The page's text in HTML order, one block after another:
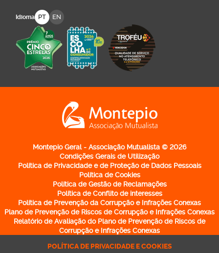
POLÍTICA DE PRIVACIDADE E COOKIES
Idioma PT EN
Logo Montepio Associação Mutualista -
Montepio Geral - Associação Mutualista © 2026
Condições Gerais de Utilização
Política de Privacidade e de Proteção de Dados Pessoais
Política de Cookies
Política de Gestão de Reclamações
Política de Conflito de interesses
Política de Prevenção da Corrupção e Infrações Conexas
Plano de Prevenção de Riscos de Corrupção e Infrações Conexas
Relatório de Avaliação do Plano de Prevenção de Riscos de
Corrupção e Infrações Conexas
Código de Conduta